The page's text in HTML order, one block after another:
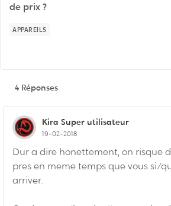
de prix ?
APPAREILS
4 Réponses
Kira Super utilisateur
19-02-2018
Dur a dire honettement, on risque
pres en meme temps que vous si/
arriver.